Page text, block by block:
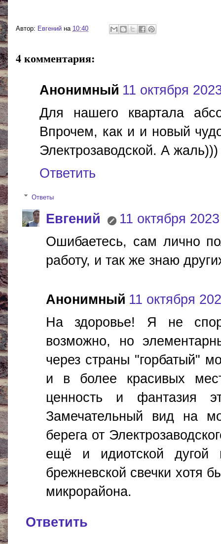
Автор: Евгений на 10:40
4 комментария:
Анонимный 11 октября
Для нашего квартала
Впрочем, как и и новый
Электрозаводской. А жаль)))
Ответить
Ответы
Евгений
11 октября
Ошибаетесь, сам лично
работу, и так же знаю
Анонимный 11 октября
На здоровье! Я не
возможно, но
через страны "горбатый"
и в более красивых
ценность и фантазия
Замечательный вид на
берега от
ещё и идиотской дугой
брежневской свечки хотя
микрорайона.
Ответить